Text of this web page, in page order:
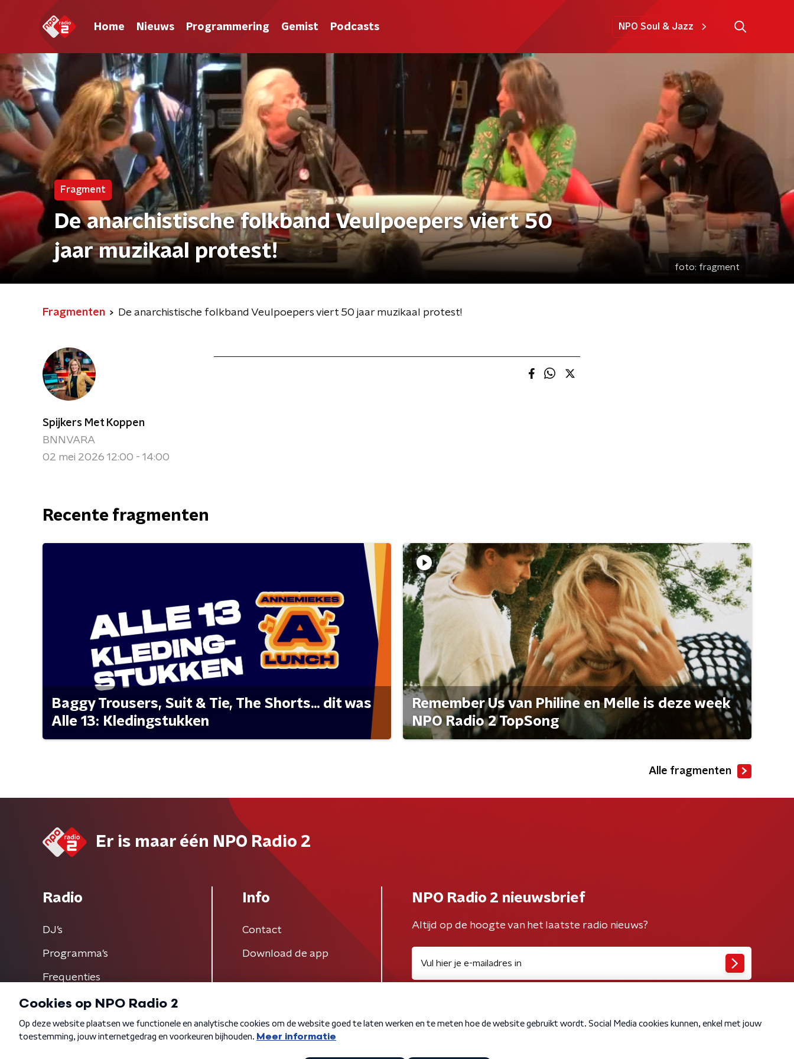
Home Nieuws Programmering Gemist Podcasts NPO Soul & Jazz
Fragment
De anarchistische folkband Veulpoepers viert 50
jaar muzikaal protest!
foto: fragment
Fragmenten De anarchistische folkband Veulpoepers viert 50 jaar muzikaal protest!
Spijkers Met Koppen
BNNVARA
02 mei 2026 12:00 - 14:00
Recente fragmenten
Baggy Trousers, Suit & Tie, The Shorts... dit was
Alle 13: Kledingstukken
Remember Us van Philine en Melle is deze week
NPO Radio 2 TopSong
Alle fragmenten
Er is maar één NPO Radio 2
Radio
DJ’s
Programma's
Frequenties
Info
Contact
Download de app
NPO Radio 2 nieuwsbrief
Altijd op de hoogte van het laatste radio nieuws?
Algemene voorwaarden Privacybeleid